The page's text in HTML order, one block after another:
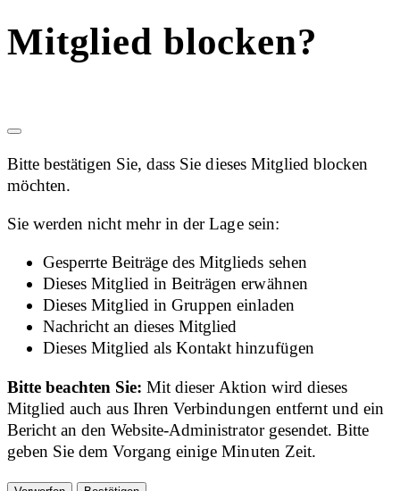
Mitglied blocken?
Bitte bestätigen Sie, dass Sie dieses Mitglied blocken
möchten.
Sie werden nicht mehr in der Lage sein:
Gesperrte Beiträge des Mitglieds sehen
Dieses Mitglied in Beiträgen erwähnen
Dieses Mitglied in Gruppen einladen
Nachricht an dieses Mitglied
Dieses Mitglied als Kontakt hinzufügen
Bitte beachten Sie:Mit dieser Aktion wird dieses
Mitglied auch aus Ihren Verbindungen entfernt und ein
Bericht an den Website-Administrator gesendet. Bitte
geben Sie dem Vorgang einige Minuten Zeit.